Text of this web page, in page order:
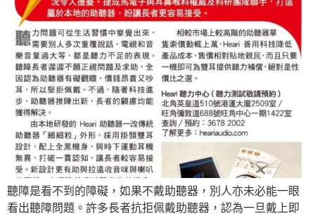
聽障是看不到的障礙，如果不戴助聽器，別人亦未必能一眼
看出聽障問題。許多長者抗拒佩戴助聽器，認為一旦戴上即